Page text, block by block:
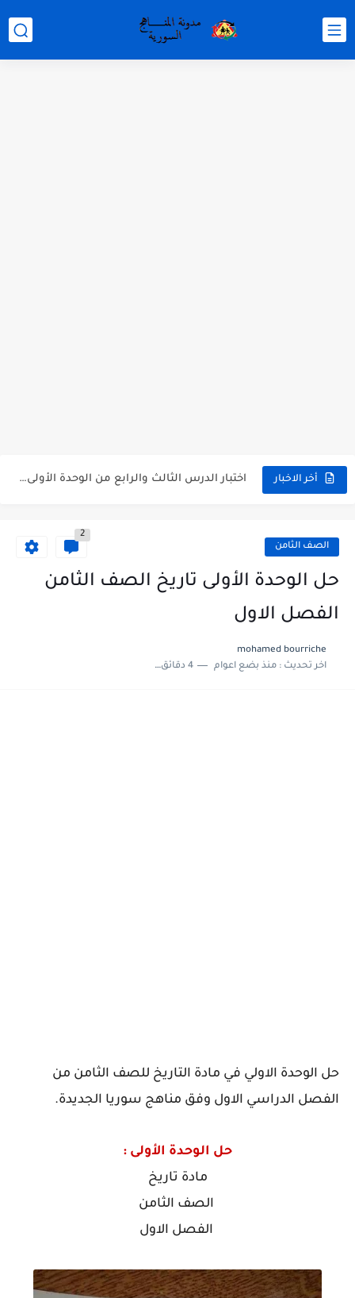
أخر الاخبار اختبار الدرس الثالث والرابع من الوحدة الأولى مع الحل في...
سلم تصحيح مادة اللغة العربية لشهادة التعليم الاساسي والاعدادية الشرعية...
حل أسئلة الكيمياء بكالوريا علمي دورة 2026
الصف الثامن
2
حل الوحدة الأولى تاريخ الصف الثامن
الفصل الاول
mohamed bourriche
اخر تحديث :منذ بضع اعوام 4 دقائق للقراءة
حل الوحدة الاولي في مادة التاريخ للصف الثامن من
الفصل الدراسي الاول وفق مناهج سوريا الجديدة.
حل الوحدة الأولى :
مادة تاريخ
الصف الثامن
الفصل الاول